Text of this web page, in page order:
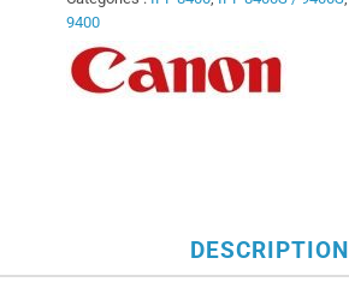
9400
DESCRIPTION